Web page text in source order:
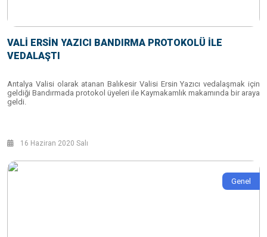
VALİ ERSİN YAZICI BANDIRMA PROTOKOLÜ İLE
VEDALAŞTI
Antalya Valisi olarak atanan Balıkesir Valisi Ersin Yazıcı vedalaşmak için
geldiği Bandırmada protokol üyeleri ile Kaymakamlık makamında bir araya
geldi.
16 Haziran 2020 Salı
Genel